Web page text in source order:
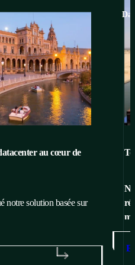
au cœur de
notre solution basée sur